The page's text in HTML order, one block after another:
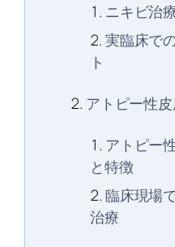
ニキビ治
実臨床で
ト
アトピー性
アトピー
と特徴
臨床現場
治療